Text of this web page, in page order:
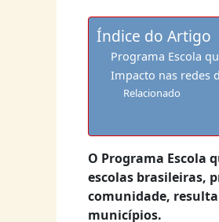
Índice do Artigo
Programa Escola
Impacto nas redes
Relacionado
O Programa Escola
escolas brasileiras,
comunidade,
municípios.